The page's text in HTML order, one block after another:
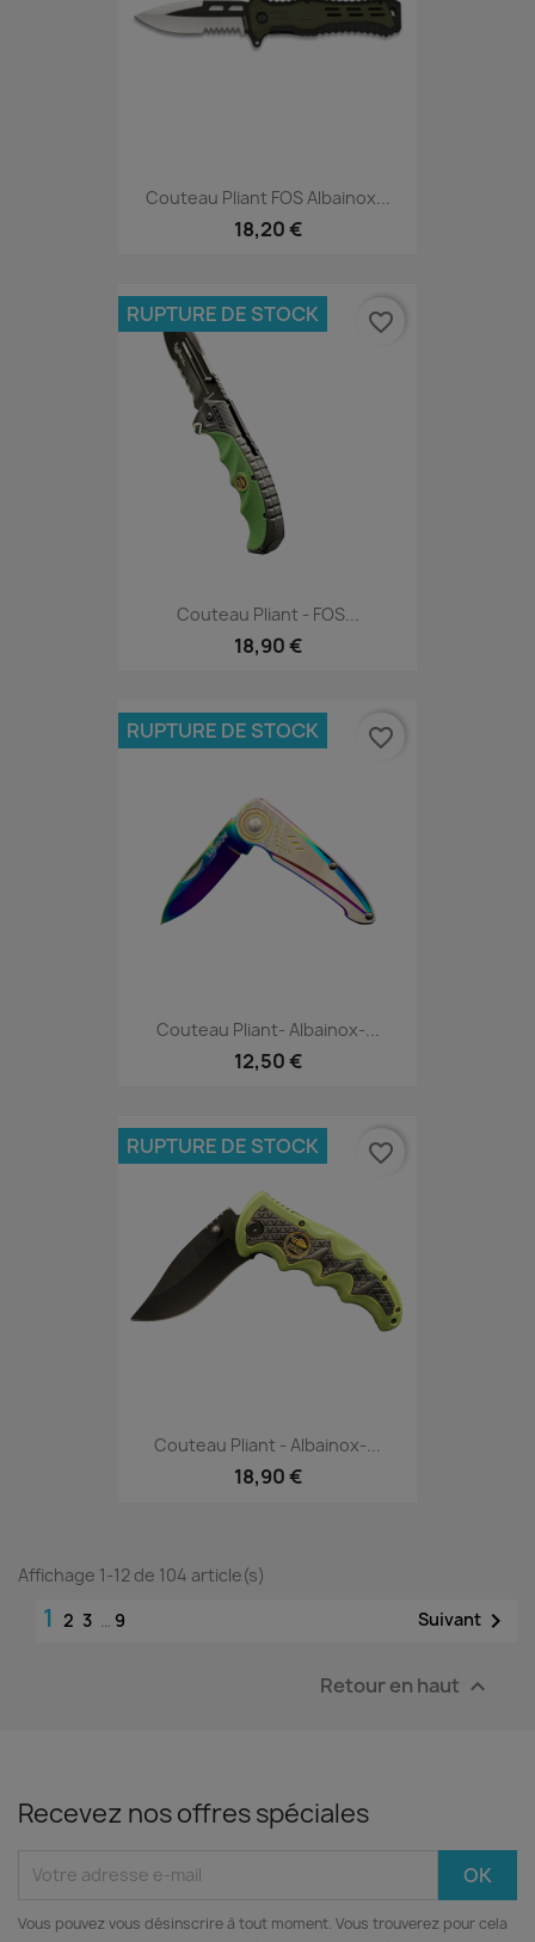
Couteau Pliant FOS Albainox...
18,20 €
Couteau Pliant - FOS...
18,90 €
RUPTURE DE STOCK favorite_border
Couteau Pliant- Albainox-...
12,50 €
RUPTURE DE STOCK favorite_border
Couteau Pliant - Albainox-...
18,90 €
RUPTURE DE STOCK favorite_border
Affichage 1-12 de 104 article(s)
1 2 3 9 Suivant 
Retour en haut 
Recevez nos offres spéciales
Vous pouvez vous désinscrire à tout moment. Vous trouverez pour cela